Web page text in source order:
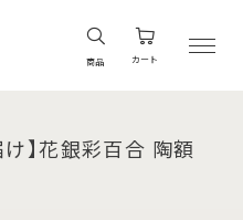
商品 カート
】花銀彩百合 陶額